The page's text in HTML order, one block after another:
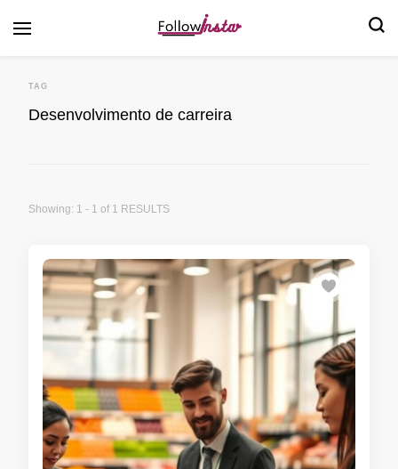
TAG
Desenvolvimento de carreira
Showing: 1 - 1 of 1 RESULTS